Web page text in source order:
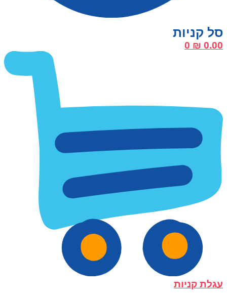
₪ 0.00
0
עגלת קניות